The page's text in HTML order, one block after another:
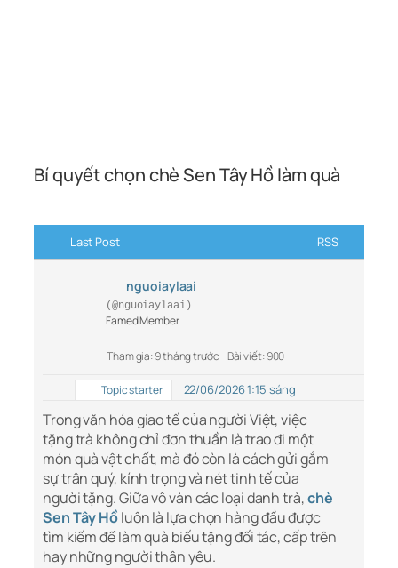
Bí quyết chọn chè Sen Tây Hồ làm quà
Last Post RSS
nguoiaylaai
(@nguoiaylaai)
Famed Member
Tham gia: 9 tháng trước Bài viết: 900
Topic starter 22/06/2026 1:15 sáng
Trong văn hóa giao tế của người Việt, việc
tặng trà không chỉ đơn thuần là trao đi một
món quà vật chất, mà đó còn là cách gửi gắm
sự trân quý, kính trọng và nét tinh tế của
người tặng. Giữa vô vàn các loại danh trà,chè
Sen Tây Hồluôn là lựa chọn hàng đầu được
tìm kiếm để làm quà biếu tặng đối tác, cấp trên
hay những người thân yêu.